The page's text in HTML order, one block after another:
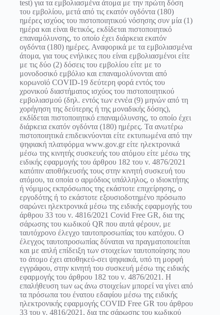
test) για τα εμβολιασμένα άτομα με την πρώτη δόση
του εμβολίου, μετά από τις εκατόν ογδόντα (180)
ημέρες ισχύος του πιστοποιητικού νόσησης συν μία (1)
ημέρα και είναι θετικός, εκδίδεται πιστοποιητικό
επαναμόλυνσης, το οποίο έχει διάρκεια εκατόν
ογδόντα (180) ημέρες. Αναφορικά με τα εμβολιασμένα
άτομα, για τους ενήλικες που είναι εμβολιασμένοι είτε
με τις δύο (2) δόσεις του εμβολίου είτε με το
μονοδοσικό εμβόλιο και επαναμολύνονται από
κορωνοϊό COVID-19 δεύτερη φορά εντός του
χρονικού διαστήματος ισχύος του πιστοποιητικού
εμβολιασμού (δηλ. εντός των εννέα (9) μηνών από τη
χορήγηση της δεύτερης ή της μοναδικής δόσης),
εκδίδεται πιστοποιητικό επαναμόλυνσης, το οποίο έχει
διάρκεια εκατόν ογδόντα (180) ημέρες. Τα ανωτέρω
πιστοποιητικά επιδεικνύονται είτε εκτυπωμένα από την
ψηφιακή πλατφόρμα www.gov.gr είτε ηλεκτρονικά
μέσω της κινητής συσκευής του ατόμου είτε μέσω της
ειδικής εφαρμογής του άρθρου 182 του ν. 4876/2021
κατόπιν αποθήκευσής τους στην κινητή συσκευή του
ατόμου, τα οποία ο αρμόδιος υπάλληλος, ο ιδιοκτήτης
ή νόμιμος εκπρόσωπος της εκάστοτε επιχείρησης, ο
εργοδότης ή το εκάστοτε εξουσιοδοτημένο πρόσωπο
σαρώνει ηλεκτρονικά μέσω της ειδικής εφαρμογής του
άρθρου 33 του ν. 4816/2021 Covid Free GR, δια της
σάρωσης του κωδικού QR που αυτά φέρουν, με
ταυτόχρονο έλεγχο ταυτοπροσωπίας του κατόχου. Ο
έλεγχος ταυτοπροσωπίας δύναται να πραγματοποιείται
και με απλή επίδειξη των στοιχείων ταυτοποίησης που
το άτομο έχει αποθηκεύ-σει ψηφιακά, υπό τη μορφή
εγγράφου, στην κινητή του συσκευή μέσω της ειδικής
εφαρμογής του άρθρου 182 του ν. 4876/2021. Η
επαλήθευση των ως άνω στοιχείων μπορεί να γίνει από
τα πρόσωπα του ένατου εδαφίου μέσω της ειδικής
ηλεκτρονικής εφαρμογής COVID Free GR του άρθρου
33 του ν. 4816/2021, δια της σάρωσης του κωδικού